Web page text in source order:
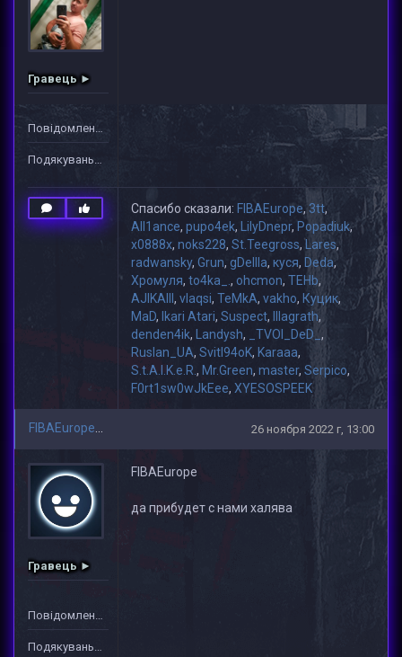
Гравець ►
Повідомлень: 1
Подякувань: 40
Спасибо сказали: FIBAEurope,3tt,
All1ance, pupo4ek, LilyDnepr, Popadiuk,
x0888x, noks228, St.Teegross,Lares,
radwansky, Grun, gDeIIIa, куся, Deda,
Хромуля, to4ka_., ohcmon, TEHb,
AJIKAIII , vlaqsi, TeMkA, vakho, Куцик,
MaD, Ikari Atari, Suspect, lllagrath,
denden4ik, Landysh, _TVOI_DeD_,
Ruslan_UA, Svitl94oK, Karaaa,
S.t.A.l.K.e.R., Mr.Green, master, Serpico,
F0rt1sw0wJkEee, XYESOSPEEK
FIBAEurope 26 ноября 2022 г, 13:00
Гравець ►
Повідомлень: 2
Подякувань: 57
FIBAEurope
да прибудет с нами халява